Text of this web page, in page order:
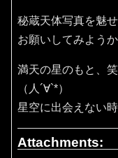
秘蔵天体写真を魅せ
お願いしてみよう
満天の星のもと、
（人´∀`*）
星空に出会えない
Attachments: